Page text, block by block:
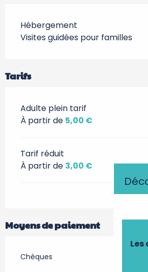
Hébergement
Visites guidées pour familles
Tarifs
Adulte plein tarif
À partir de 5,00 €
Tarif réduit
À partir de 3,00 €
Moyens de paiement
Chèques